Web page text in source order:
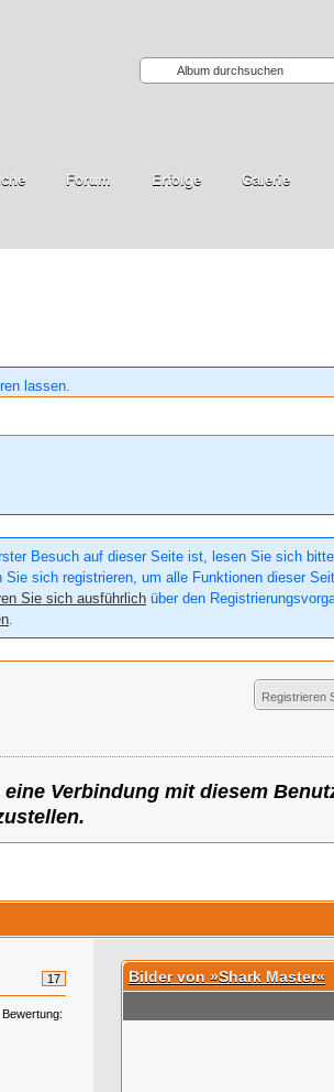
Forum Erfolge Galerie
lassen.
Besuch auf dieser Seite ist, lesen Sie sich
sich registrieren, um alle Funktionen dieser
Sie sich ausführlich über den
.
Registrieren
Verbindung mit diesem
17
Bewertung:
Bilder von »Shark Master«